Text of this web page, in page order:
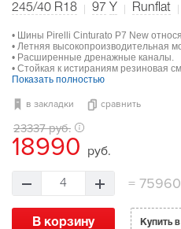
245/40 R18 97 Y Runflat
• Шины Pirelli Cinturato P7 New
• Летняя высокопроизводительная
• Расширенные дренажные каналы.
• Стойкая к истираниям резиновая
Показать полностью
в закладки сравнить
23337 руб.
18990 руб.
4 =
В корзину Купить